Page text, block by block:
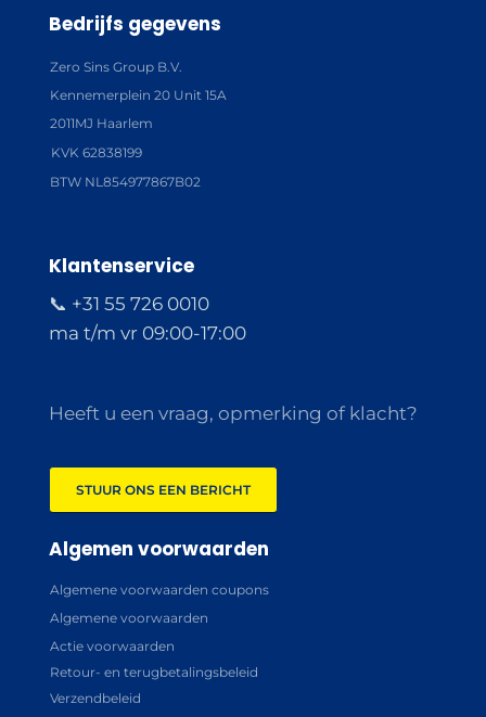
Bedrijfs gegevens
Zero Sins Group B.V.
Kennemerplein 20 Unit 15A
2011MJ Haarlem
KVK 62838199
BTW NL854977867B02
Klantenservice
📞 +31 55 726 0010
ma t/m vr 09:00-17:00
Heeft u een vraag, opmerking of klacht?
STUUR ONS EEN BERICHT
Algemen voorwaarden
Algemene voorwaarden coupons
Algemene voorwaarden
Actie voorwaarden
Retour- en terugbetalingsbeleid
Verzendbeleid